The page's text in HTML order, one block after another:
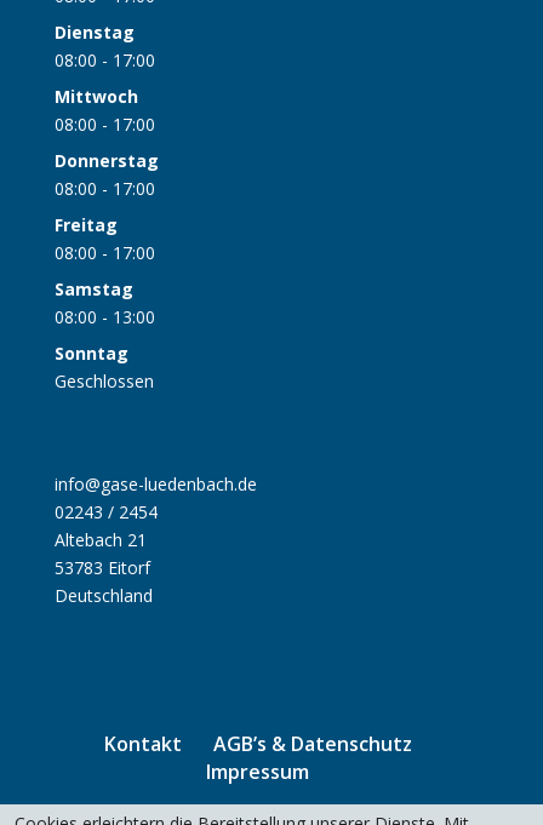
Dienstag
08:00 - 17:00
Mittwoch
08:00 - 17:00
Donnerstag
08:00 - 17:00
Freitag
08:00 - 17:00
Samstag
08:00 - 13:00
Sonntag
Geschlossen
info@gase-luedenbach.de
02243 / 2454
Altebach 21
53783 Eitorf
Deutschland
Kontakt
AGB’s & Datenschutz
Impressum